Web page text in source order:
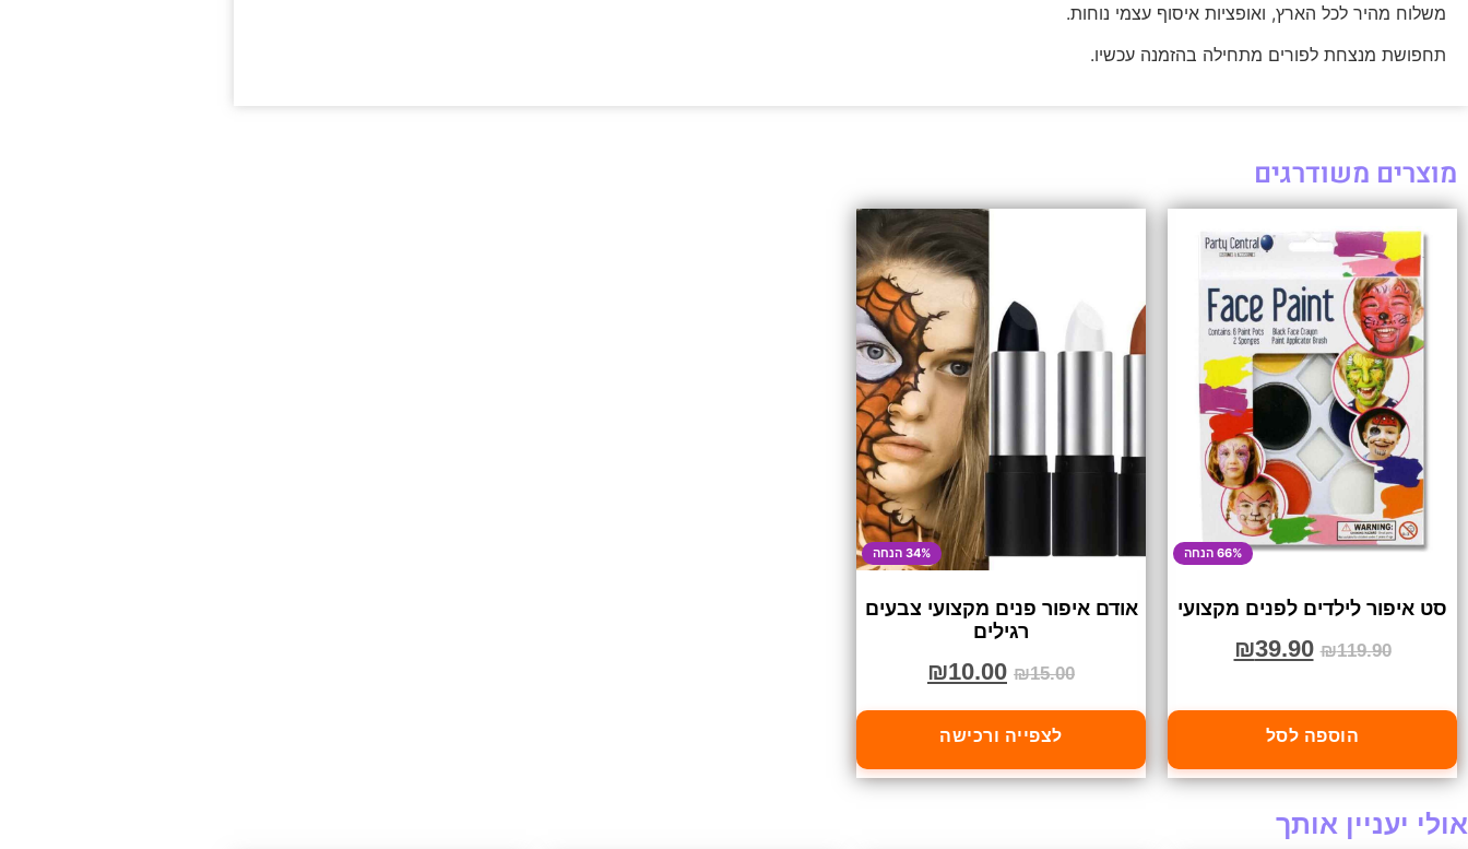
משלוח מהיר לכל הארץ, ואופציות איסוף עצמי נוחות.
תחפושת מנצחת לפורים מתחילה בהזמנה עכשיו.
מוצרים משודרגים
66% הנחה
סט איפור לילדים לפנים מקצועי
₪119.90
₪39.90
הוספה לסל
34% הנחה
אודם איפור פנים מקצועי צבעים
רגילים
₪15.00
₪10.00
לצפייה ורכישה
אולי יעניין אותך